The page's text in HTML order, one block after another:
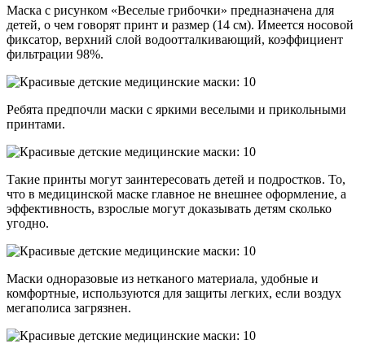
Маска с рисунком «Веселые грибочки» предназначена для
детей, о чем говорят принт и размер (14 см). Имеется носовой
фиксатор, верхний слой водоотталкивающий, коэффициент
фильтрации 98%.
Ребята предпочли маски с яркими веселыми и прикольными
принтами.
Такие принты могут заинтересовать детей и подростков. То,
что в медицинской маске главное не внешнее оформление, а
эффективность, взрослые могут доказывать детям сколько
угодно.
Маски одноразовые из нетканого материала, удобные и
комфортные, используются для защиты легких, если воздух
мегаполиса загрязнен.